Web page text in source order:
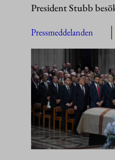
President Stubb
Pressmeddelanden